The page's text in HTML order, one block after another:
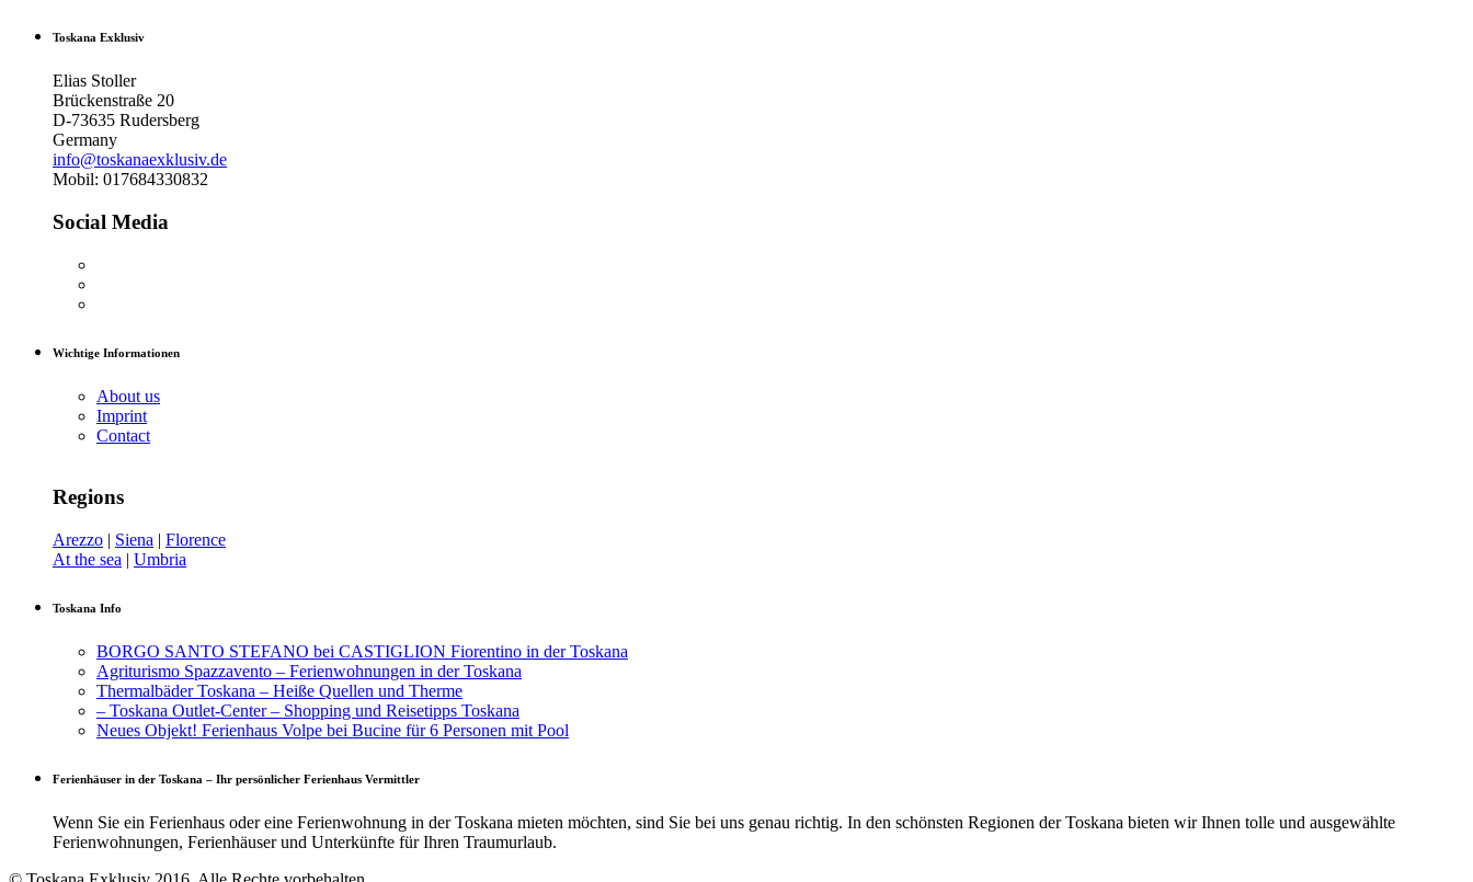
Toskana Exklusiv
Elias Stoller
Brückenstraße 20
D-73635 Rudersberg
Germany
info@toskanaexklusiv.de
Mobil: 017684330832
Social Media
Wichtige Informationen
About us
Imprint
Contact
Regions
Arezzo | Siena | Florence
At the sea | Umbria
Toskana Info
BORGO SANTO STEFANO bei CASTIGLION Fiorentino in der Toskana
Agriturismo Spazzavento – Ferienwohnungen in der Toskana
Thermalbäder Toskana – Heiße Quellen und Therme
– Toskana Outlet-Center – Shopping und Reisetipps Toskana
Neues Objekt! Ferienhaus Volpe bei Bucine für 6 Personen mit Pool
Ferienhäuser in der Toskana – Ihr persönlicher Ferienhaus Vermittler
Wenn Sie ein Ferienhaus oder eine Ferienwohnung in der Toskana mieten möchten, sind Sie bei uns genau richtig. In den schönsten Regionen der Toskana bieten wir Ihnen tolle und ausgewählte
Ferienwohnungen, Ferienhäuser und Unterkünfte für Ihren Traumurlaub.